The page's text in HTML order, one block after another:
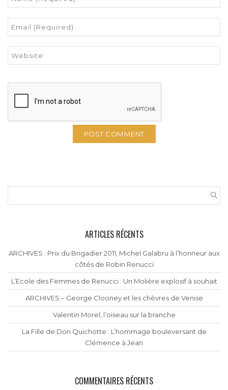
ARTICLES RÉCENTS
ARCHIVES : Prix du Brigadier 2011, Michel Galabru à l’honneur aux
côtés de Robin Renucci
L’Ecole des Femmes de Renucci : Un Molière explosif à souhait
ARCHIVES – George Clooney et les chèvres de Venise
Valentin Morel, l’oiseau sur la branche
La Fille de Don Quichotte : L’hommage bouleversant de
Clémence à Jean
COMMENTAIRES RÉCENTS